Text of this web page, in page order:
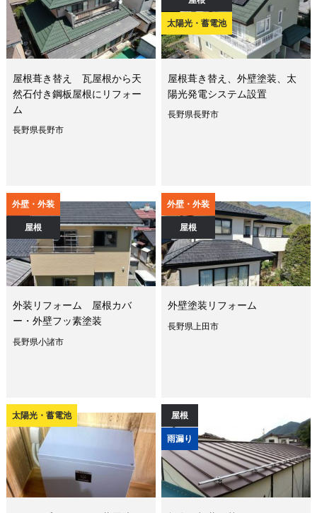
屋根葺き替え 瓦屋根から天
然石付き鋼板屋根にリフォー
ム
長野県長野市
太陽光・蓄電池
屋根葺き替え、外壁塗装、太
陽光発電システム設置
長野県長野市
外壁・外装
屋根
外装リフォーム 屋根カバ
ー・外壁フッ素塗装
長野県小諸市
外壁・外装
屋根
外壁塗装リフォーム
長野県上田市
太陽光・蓄電池 屋根
雨漏り